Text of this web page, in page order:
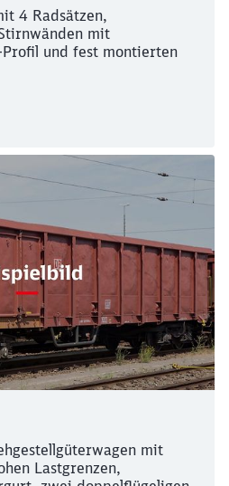
4 Radsätzen,
mit
und fest montierten
mit
Lastgrenzen,